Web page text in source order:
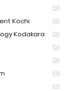
(2)
Kochi (2)
Kodakara (2)
(2)
(2)
(2)
(2)